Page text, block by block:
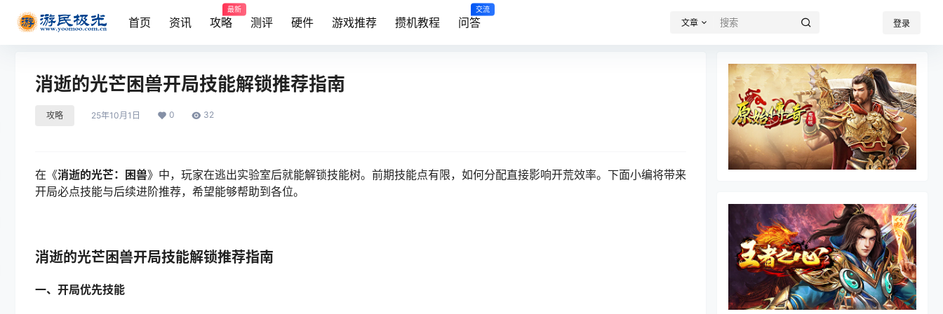
首页 资讯 攻略
最新
测评 硬件 游戏推荐 攒机教程 问答
交流
文章 登录
消逝的光芒困兽开局技能解锁推荐指南
攻略 25年10月1日 0 32
在《消逝的光芒：困兽》中，玩家在逃出实验室后就能解锁技能树。前期技能点有限，如何分配直接影响开荒效率。下面小编将带来
开局必点技能与后续进阶推荐，希望能够帮助到各位。
消逝的光芒困兽开局技能解锁推荐指南
一、开局优先技能